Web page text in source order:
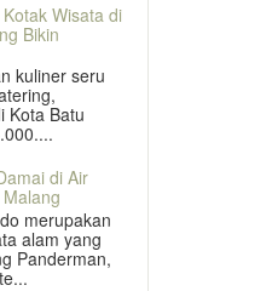
Wisata di
Bikin
kuliner seru
Kota Batu
di Air
merupakan
alam yang
Panderman,